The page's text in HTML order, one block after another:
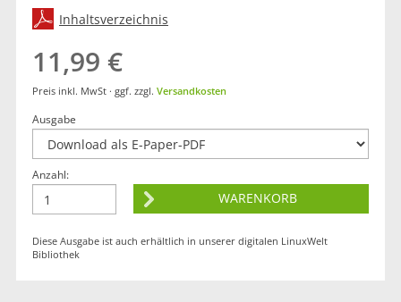
Inhaltsverzeichnis
11,99 €
Preis inkl. MwSt · ggf. zzgl. Versandkosten
Ausgabe
Anzahl:
Diese Ausgabe ist auch erhältlich in unserer digitalen LinuxWelt
Bibliothek